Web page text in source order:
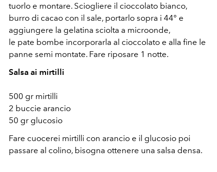
tuorlo e montare. Sciogliere il cioccolato bianco,
burro di cacao con il sale, portarlo sopra i 44° e
aggiungere la gelatina sciolta a microonde,
le pate bombe incorporarla al cioccolato e alla fine le
panne semi montate. Fare riposare 1 notte.
Salsa ai mirtilli
500 gr mirtilli
2 buccie arancio
50 gr glucosio
Fare cuocerei mirtilli con arancio e il glucosio poi
passare al colino, bisogna ottenere una salsa densa.